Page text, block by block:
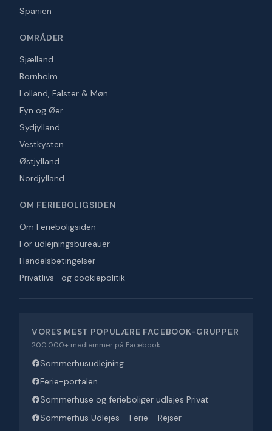
Spanien
OMRÅDER
Sjælland
Bornholm
Lolland, Falster & Møn
Fyn og Øer
Sydjylland
Vestkysten
Østjylland
Nordjylland
OM FERIEBOLIGSIDEN
Om Ferieboligsiden
For udlejningsbureauer
Handelsbetingelser
Privatlivs- og cookiepolitik
VORES MEST POPULÆRE FACEBOOK-GRUPPER
200.000+ medlemmer på Facebook
Sommerhusudlejning
Ferie-portalen
Sommerhuse og ferieboliger udlejes Privat
Sommerhus Udlejes - Ferie - Rejser